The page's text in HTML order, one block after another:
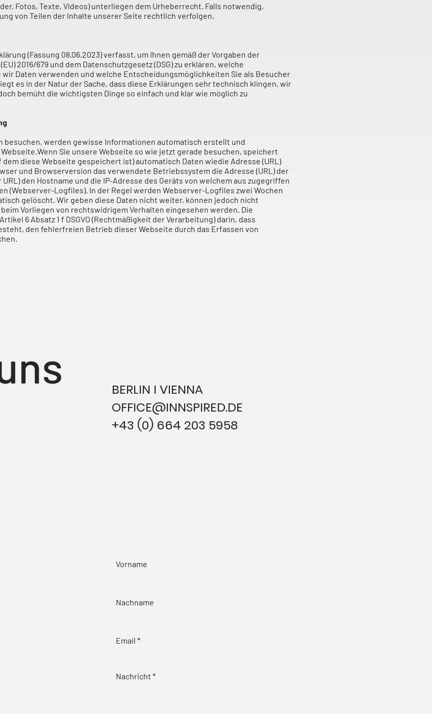
Fotos, Texte, Videos) unterliegen dem Urheberrecht. Falls notwendig,
von Teilen der Inhalte unserer Seite rechtlich verfolgen.
(Fassung 08.06.2023) verfasst, um Ihnen gemäß der Vorgaben der
2016/679 und dem Datenschutzgesetz (DSG) zu erklären, welche
Daten verwenden und welche Entscheidungsmöglichkeiten Sie als Besucher
es in der Natur der Sache, dass diese Erklärungen sehr technisch klingen, wir
bemüht die wichtigsten Dinge so einfach und klar wie möglich zu
besuchen, werden gewisse Informationen automatisch erstellt und
Sie unsere Webseite so wie jetzt gerade besuchen, speichert
diese Webseite gespeichert ist) automatisch Daten wiedie Adresse (URL)
und Browserversion das verwendete Betriebssystem die Adresse (URL) der
den Hostname und die IP-Adresse des Geräts von welchem aus zugegriffen
(Webserver-Logfiles). In der Regel werden Webserver-Logfiles zwei Wochen
gelöscht. Wir geben diese Daten nicht weiter, können jedoch nicht
Vorliegen von rechtswidrigem Verhalten eingesehen werden. Die
6 Absatz 1 f DSGVO (Rechtmäßigkeit der Verarbeitung) darin, dass
den fehlerfreien Betrieb dieser Webseite durch das Erfassen von
BERLIN I VIENNA
OFFICE@INNSPIRED.DE
+43 (0) 664 203 5958